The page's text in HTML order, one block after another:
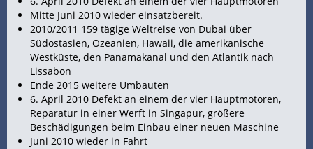
Mitte Juni 2010 wieder einsatzbereit.
2010/2011 159 tägige Weltreise von Dubai über
Südostasien, Ozeanien, Hawaii, die amerikanische
Westküste, den Panamakanal und den Atlantik nach
Lissabon
Ende 2015 weitere Umbauten
6. April 2010 Defekt an einem der vier Hauptmotoren,
Reparatur in einer Werft in Singapur, größere
Beschädigungen beim Einbau einer neuen Maschine
Juni 2010 wieder in Fahrt